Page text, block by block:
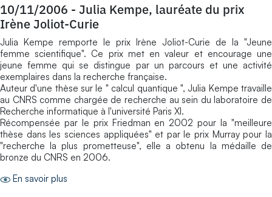
10/11/2006 - Julia Kempe, lauréate du prix
Irène Joliot-Curie
Julia Kempe remporte le prix Irène Joliot-Curie de la "Jeune
femme scientifique". Ce prix met en valeur et encourage une
jeune femme qui se distingue par un parcours et une activité
exemplaires dans la recherche française.
Auteur d'une thèse sur le " calcul quantique ", Julia Kempe travaille
au CNRS comme chargée de recherche au sein du laboratoire de
Recherche informatique à l'université Paris XI.
Récompensée par le prix Friedman en 2002 pour la "meilleure
thèse dans les sciences appliquées" et par le prix Murray pour la
"recherche la plus prometteuse", elle a obtenu la médaille de
bronze du CNRS en 2006.
En savoir plus